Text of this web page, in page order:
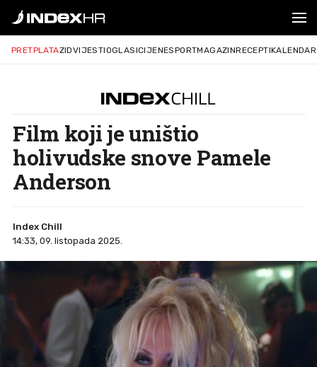
PRETPLATAZIDVIJESTIOGLASICIJENESPORTMAGAZINRECEPTIKALENDAR
Film koji je uništio
holivudske snove Pamele
Anderson
Index Chill
14:33, 09. listopada 2025.